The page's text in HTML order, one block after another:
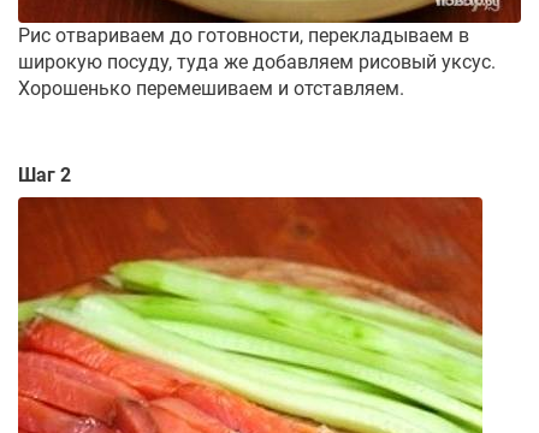
Рис отвариваем до готовности, перекладываем в
широкую посуду, туда же добавляем рисовый уксус.
Хорошенько перемешиваем и отставляем.
Шаг 2